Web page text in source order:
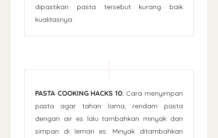
dipastikan pasta tersebut kurang baik
kualitasnya.
PASTA COOKING HACKS 10: Cara menyimpan
pasta agar tahan lama, rendam pasta
dengan air es lalu tambahkan minyak dan
simpan di lemari es. Minyak ditambahkan